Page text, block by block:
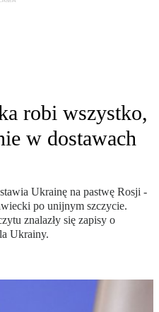
robi wszystko,
w dostawach
Ukrainę na pastwę Rosji -
po unijnym szczycie.
znalazły się zapisy o
Ukrainy.